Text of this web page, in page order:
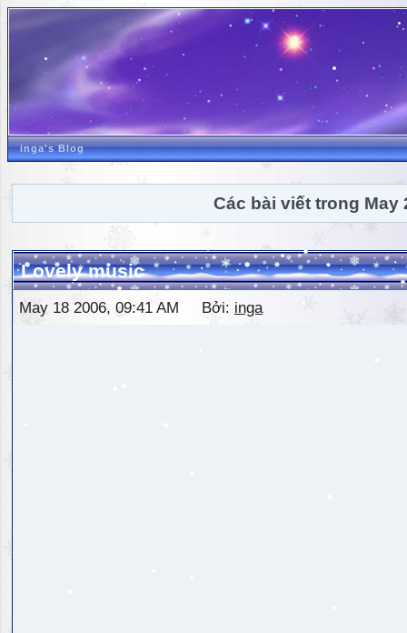
inga's Blog
Các bài viết trong May
Lovely music
May 18 2006, 09:41 AM Bởi: inga